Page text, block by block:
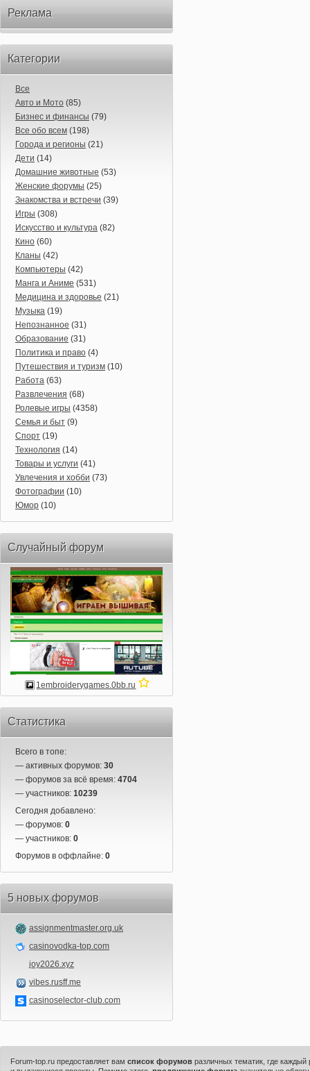
Реклама
Категории
Все
Авто и Мото (85)
Бизнес и финансы (79)
Все обо всем (198)
Города и регионы (21)
Дети (14)
Домашние животные (53)
Женские форумы (25)
Знакомства и встречи (39)
Игры (308)
Искусство и культура (82)
Кино (60)
Кланы (42)
Компьютеры (42)
Манга и Аниме (531)
Медицина и здоровье (21)
Музыка (19)
Непознанное (31)
Образование (31)
Политика и право (4)
Путешествия и туризм (10)
Работа (63)
Развлечения (68)
Ролевые игры (4358)
Семья и быт (9)
Спорт (19)
Технология (14)
Товары и услуги (41)
Увлечения и хобби (73)
Фотографии (10)
Юмор (10)
Случайный форум
1embroiderygames.0bb.ru
Статистика
Всего в топе:
— активных форумов: 30
— форумов за всё время: 4704
— участников: 10239
Сегодня добавлено:
— форумов: 0
— участников: 0
Форумов в оффлайне: 0
5 новых форумов
assignmentmaster.org.uk
casinovodka-top.com
joy2026.xyz
vibes.rusff.me
casinoselector-club.com
Forum-top.ru предоставляет вамсписок форумов различных тематик, где